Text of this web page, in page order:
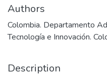
Authors
Colombia. Departamento
Tecnología e Innovación.
Description